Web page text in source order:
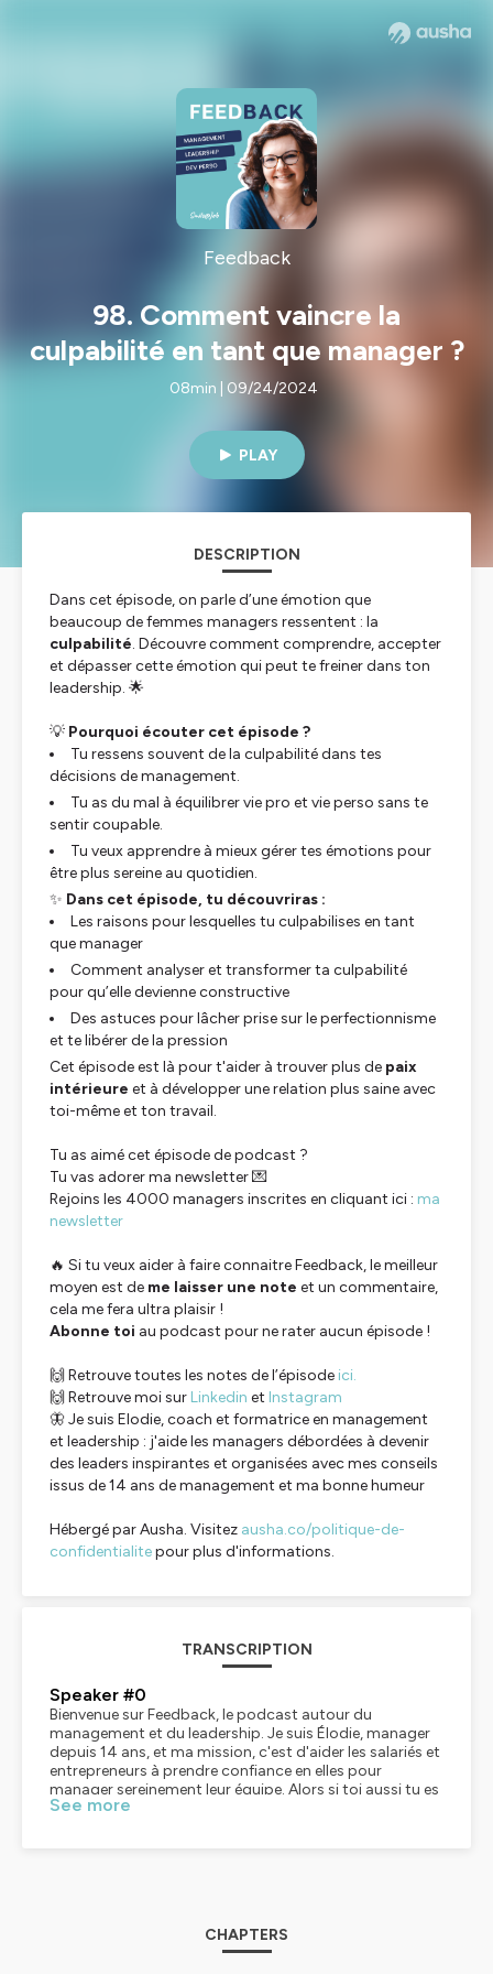
Feedback
98. Comment vaincre la
culpabilité en tant que manager ?
08min | 09/24/2024
PLAY
DESCRIPTION
Dans cet épisode, on parle d’une émotion que
beaucoup de femmes managers ressentent : la
culpabilité. Découvre comment comprendre, accepter
et dépasser cette émotion qui peut te freiner dans ton
leadership. 🌟
💡 Pourquoi écouter cet épisode ?
Tu ressens souvent de la culpabilité dans tes
décisions de management.
Tu as du mal à équilibrer vie pro et vie perso sans te
sentir coupable.
Tu veux apprendre à mieux gérer tes émotions pour
être plus sereine au quotidien.
✨ Dans cet épisode, tu découvriras :
Les raisons pour lesquelles tu culpabilises en tant
que manager
Comment analyser et transformer ta culpabilité
pour qu’elle devienne constructive
Des astuces pour lâcher prise sur le perfectionnisme
et te libérer de la pression
Cet épisode est là pour t'aider à trouver plus de paix
intérieure et à développer une relation plus saine avec
toi-même et ton travail.
Tu as aimé cet épisode de podcast ?
Tu vas adorer ma newsletter 💌
Rejoins les 4000 managers inscrites en cliquant ici : ma
newsletter
🔥 Si tu veux aider à faire connaitre Feedback, le meilleur
moyen est de me laisser une note et un commentaire,
cela me fera ultra plaisir !
Abonne toi au podcast pour ne rater aucun épisode !
🙌 Retrouve toutes les notes de l’épisode ici.
🙌 Retrouve moi sur Linkedin et Instagram
🦋 Je suis Elodie, coach et formatrice en management
et leadership : j'aide les managers débordées à devenir
des leaders inspirantes et organisées avec mes conseils
issus de 14 ans de management et ma bonne humeur
Hébergé par Ausha. Visitez ausha.co/politique-de-
confidentialitepour plus d'informations.
TRANSCRIPTION
Speaker #0
Bienvenue sur Feedback, le podcast autour du
management et du leadership. Je suis Élodie, manager
depuis 14 ans, et ma mission, c'est d'aider les salariés et
entrepreneurs à prendre confiance en elles pour
manager sereinement leur équipe. Alors si toi aussi tu es
convaincu qu'on peut avoir un management
sanctions, voire même des licenciements. J'ai
culpabilisé parfois de m'être emportée en public, ou à
See more
CHAPTERS